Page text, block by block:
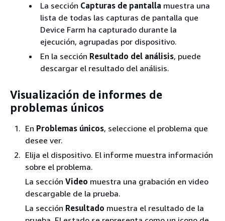
La sección Capturas de pantalla muestra una
lista de todas las capturas de pantalla que
Device Farm ha capturado durante la
ejecución, agrupadas por dispositivo.
En la sección Resultado del análisis, puede
descargar el resultado del análisis.
Visualización de informes de
problemas únicos
En Problemas únicos, seleccione el problema que
desee ver.
Elija el dispositivo. El informe muestra información
sobre el problema.
La sección Video muestra una grabación en video
descargable de la prueba.
La sección Resultado muestra el resultado de la